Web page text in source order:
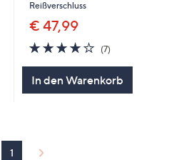
Reißverschluss
€ 47,99
4.1
von
(7)7
In den Warenkorb
1